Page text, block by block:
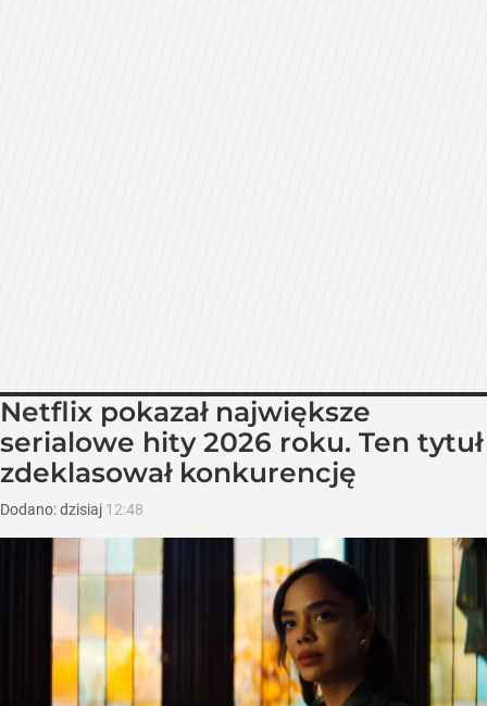
Netflix pokazał największe
serialowe hity 2026 roku. Ten tytuł
zdeklasował konkurencję
Dodano:dzisiaj 12:48